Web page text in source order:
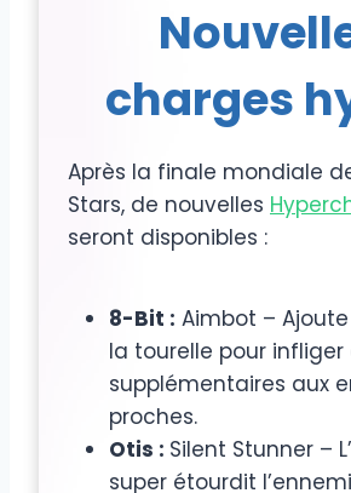
charges
Après la finale mondiale
Stars, de nouvelles
seront disponibles :
8-Bit : Aimbot –
la tourelle pour
supplémentaires aux
proches.
Otis : Silent Stunner –
super étourdit